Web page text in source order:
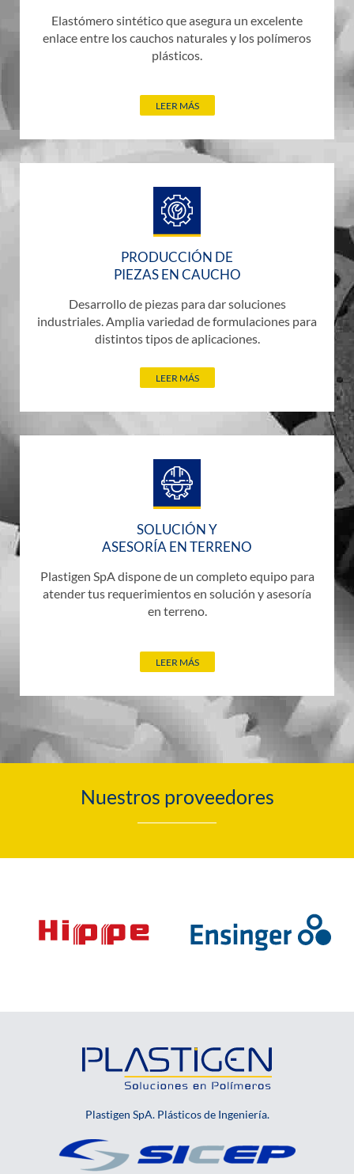
Elastómero sintético que asegura un excelente
enlace entre los cauchos naturales y los polímeros
plásticos.
LEER MÁS
PRODUCCIÓN DE
PIEZAS EN CAUCHO
Desarrollo de piezas para dar soluciones
industriales. Amplia variedad de formulaciones para
distintos tipos de aplicaciones.
LEER MÁS
SOLUCIÓN Y
ASESORÍA EN TERRENO
Plastigen SpA dispone de un completo equipo para
atender tus requerimientos en solución y asesoría
en terreno.
LEER MÁS
Nuestros proveedores
Plastigen SpA. Plásticos de Ingeniería.